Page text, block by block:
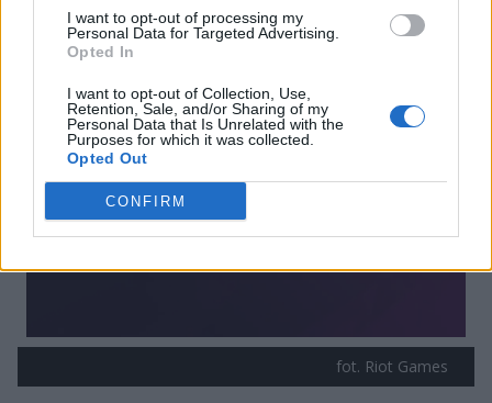
I want to opt-out of processing my
Personal Data for Targeted Advertising.
Opted In
I want to opt-out of Collection, Use,
Retention, Sale, and/or Sharing of my
Personal Data that Is Unrelated with the
Purposes for which it was collected.
Opted Out
CONFIRM
Nowości w League of Legends: Wild
fot. Riot Games